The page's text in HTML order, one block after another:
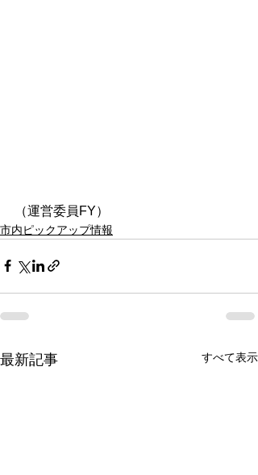
（運営委員FY）
市内ピックアップ情報
最新記事 すべて表示